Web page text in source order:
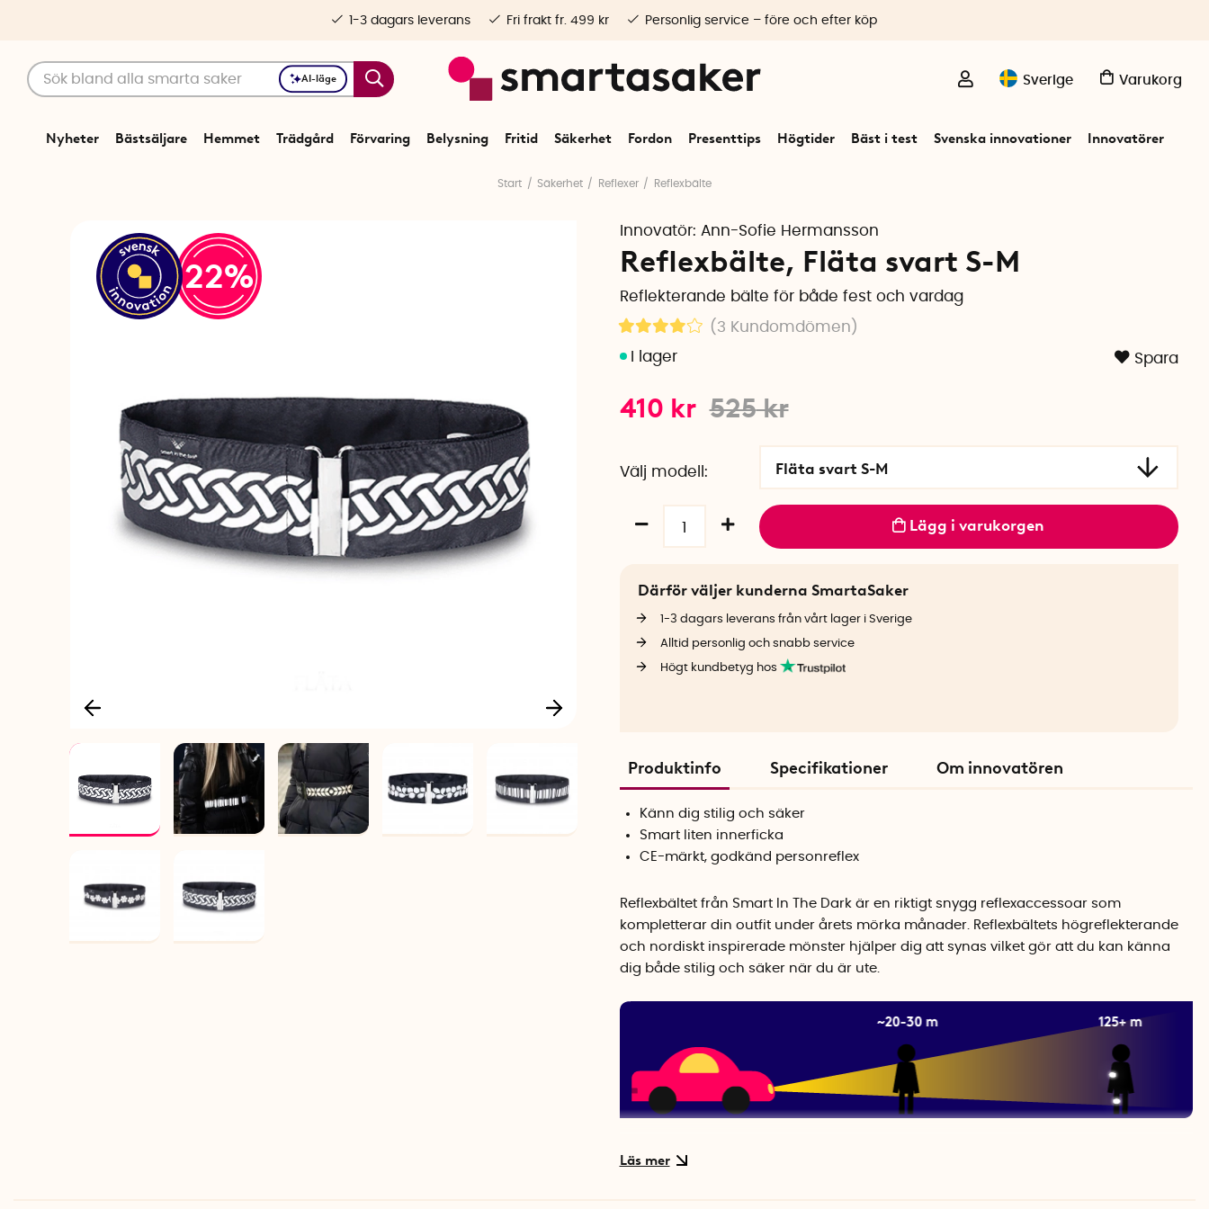
AI-läge Sverige Varukorg
Nyheter Bästsäljare Hemmet Trädgård Förvaring Belysning Fritid Säkerhet Fordon Presenttips Högtider Bäst i test Svenska innovationer Innovatörer
1-3 dagars leverans Fri frakt fr. 499 kr Personlig service – före och efter köp
Start Säkerhet Reflexer Reflexbälte
22
Innovatör: Ann-Sofie Hermansson
Reflexbälte, Fläta svart S-M
Reflekterande bälte för både fest och vardag
(3 Kundomdömen )
Spara
525kr
410 kr
Välj modell Fläta svart S-M
Lägg i varukorgen
Därför väljer kunderna SmartaSaker
1-3 dagars leverans från vårt lager i Sverige
Alltid personlig och snabb service
Högt kundbetyg hos
Produktinfo Specifikationer Om innovatören
Känn dig stilig och säker
Smart liten innerficka
CE-märkt, godkänd personreflex
Reflexbältet från Smart In The Dark är en riktigt snygg reflexaccessoar som
kompletterar din outfit under årets mörka månader. Reflexbältets högreflekterande
och nordiskt inspirerade mönster hjälper dig att synas vilket gör att du kan känna
dig både stilig och säker när du är ute.
Det snygga bältet sätts runt midjan med ett smalt metallspänne och längden går att